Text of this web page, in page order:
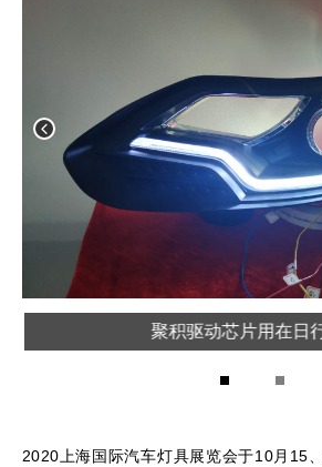
1 2
聚积驱动芯片用在日
2020上海国际汽车灯具展览会于10月15